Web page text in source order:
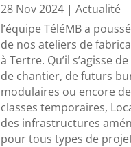
28 Nov 2024| Actualité
l’équipe TéléMB a
de nos ateliers de
à Tertre. Qu’il s’agisse
de chantier, de futurs
modulaires ou encore
classes temporaires,
des infrastructures
pour tous types de